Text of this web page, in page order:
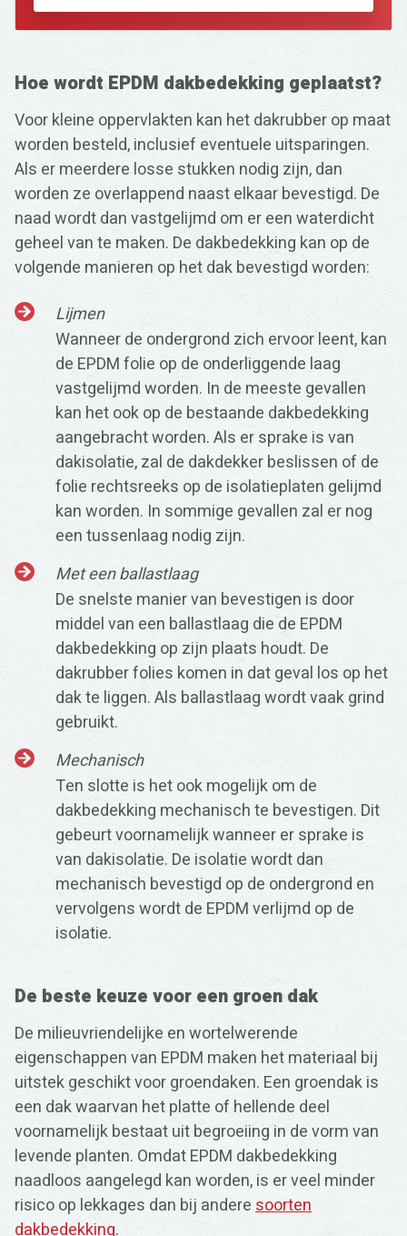
Hoe wordt EPDM dakbedekking geplaatst?
Voor kleine oppervlakten kan het dakrubber op maat
worden besteld, inclusief eventuele uitsparingen.
Als er meerdere losse stukken nodig zijn, dan
worden ze overlappend naast elkaar bevestigd. De
naad wordt dan vastgelijmd om er een waterdicht
geheel van te maken. De dakbedekking kan op de
volgende manieren op het dak bevestigd worden:
Lijmen
Wanneer de ondergrond zich ervoor leent, kan
de EPDM folie op de onderliggende laag
vastgelijmd worden. In de meeste gevallen
kan het ook op de bestaande dakbedekking
aangebracht worden. Als er sprake is van
dakisolatie, zal de dakdekker beslissen of de
folie rechtsreeks op de isolatieplaten gelijmd
kan worden. In sommige gevallen zal er nog
een tussenlaag nodig zijn.
Met een ballastlaag
De snelste manier van bevestigen is door
middel van een ballastlaag die de EPDM
dakbedekking op zijn plaats houdt. De
dakrubber folies komen in dat geval los op het
dak te liggen. Als ballastlaag wordt vaak grind
gebruikt.
Mechanisch
Ten slotte is het ook mogelijk om de
dakbedekking mechanisch te bevestigen. Dit
gebeurt voornamelijk wanneer er sprake is
van dakisolatie. De isolatie wordt dan
mechanisch bevestigd op de ondergrond en
vervolgens wordt de EPDM verlijmd op de
isolatie.
De beste keuze voor een groen dak
De milieuvriendelijke en wortelwerende
eigenschappen van EPDM maken het materiaal bij
uitstek geschikt voor groendaken. Een groendak is
een dak waarvan het platte of hellende deel
voornamelijk bestaat uit begroeiing in de vorm van
levende planten. Omdat EPDM dakbedekking
naadloos aangelegd kan worden, is er veel minder
risico op lekkages dan bij anderesoorten
dakbedekking.